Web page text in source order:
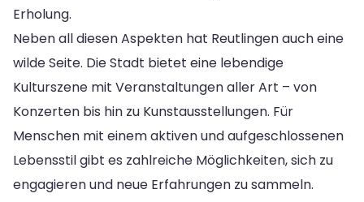
Erholung.
Neben all diesen Aspekten hat Reutlingen auch eine
wilde Seite. Die Stadt bietet eine lebendige
Kulturszene mit Veranstaltungen aller Art – von
Konzerten bis hin zu Kunstausstellungen. Für
Menschen mit einem aktiven und aufgeschlossenen
Lebensstil gibt es zahlreiche Möglichkeiten, sich zu
engagieren und neue Erfahrungen zu sammeln.